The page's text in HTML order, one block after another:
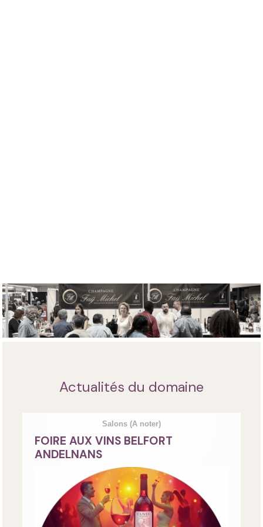
Actualités du domaine
Salons (A noter)
FOIRE AUX VINS BELFORT
ANDELNANS